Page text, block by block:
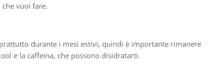
vuoi fare.
durante i mesi estivi, quindi è importante rimanere
e la caffeina, che possono disidratarti.